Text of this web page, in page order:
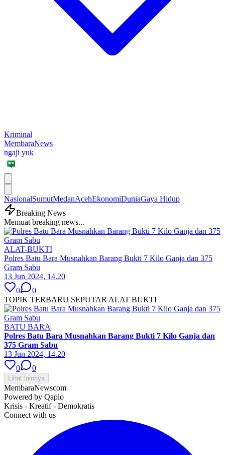
Kriminal
MembaraNews
ngaji yuk
NasionalSumutMedanAcehEkonomiDuniaGaya Hidup
Breaking News
Memuat breaking news...
ALAT-BUKTI
Polres Batu Bara Musnahkan Barang Bukti 7 Kilo Ganja dan 375
Gram Sabu
13 Jun 2024, 14.20
0
0
TOPIK TERBARU SEPUTAR ALAT BUKTI
BATU BARA
Polres Batu Bara Musnahkan Barang Bukti 7 Kilo Ganja dan
375 Gram Sabu
13 Jun 2024, 14.20
0
0
Lihat lainnya
MembaraNewscom
Powered by Qaplo
Krisis - Kreatif - Demokratis
Connect with us